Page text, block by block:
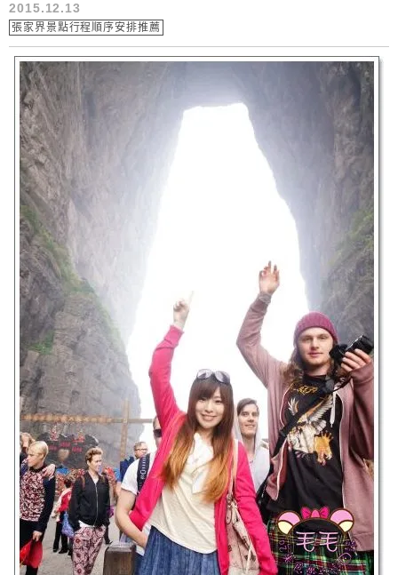
2015.12.13
張家界景點行程順序安排推薦